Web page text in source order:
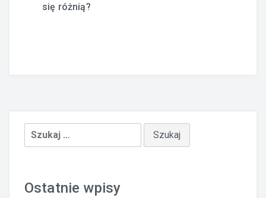
się różnią?
Szukaj:
Ostatnie wpisy